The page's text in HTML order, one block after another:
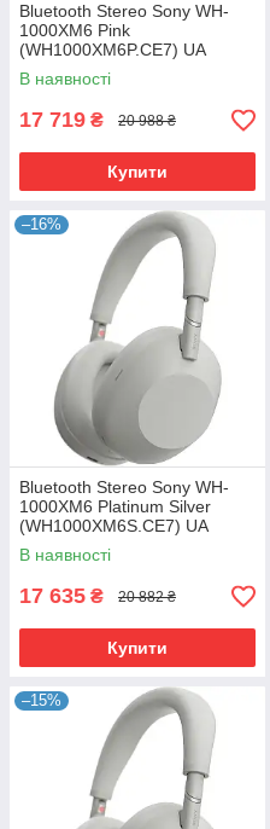
Bluetooth Stereo Sony WH-
1000XM6 Pink
(WH1000XM6P.CE7) UA
В наявності
17 719 ₴ 20 988 ₴
Купити
–16%
Bluetooth Stereo Sony WH-
1000XM6 Platinum Silver
(WH1000XM6S.CE7) UA
В наявності
17 635 ₴ 20 882 ₴
Купити
–15%